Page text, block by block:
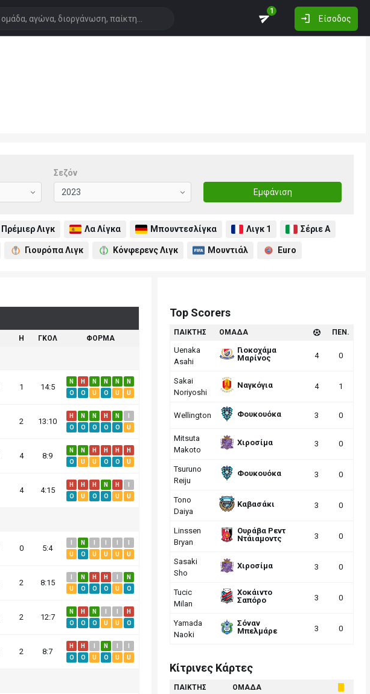
1
Είσοδος
Σεζόν
Εμφάνιση
Πρέμιερ Λιγκ Λα Λίγκα Μπουντεσλίγκα Λιγκ 1 Σέριε Α
Γιουρόπα Λιγκ Κόνφερενς Λιγκ Μουντιάλ Euro
H ΓΚΟΛ ΦΟΡΜΑ
1 14:5
N H N N N
N
O
O U O U U
2 13:10
H N N H N
O
O O O O U
4 8:9
N N H H H
H
O
U U O O U
4 4:15
H H H N H
O
U O O U U
0 5:4
N
U
O U U U U
2 8:15
N H H
N
U
O O O U O
2 12:7
N H N
H
O
O O U U O
2 8:7
H H N
O
O U O U U
Top Scorers
ΠΑΙΚΤΗΣ ΟΜΑΔΑ ΠΕΝ.
Uenaka
Asahi
Γιοκοχάμα
Μαρίνος
4 0
Sakai
Noriyoshi
Ναγκόγια 4 1
Wellington Φουκουόκα 3 0
Mitsuta
Makoto
Χιροσίμα 3 0
Tsuruno
Reiju
Φουκουόκα 3 0
Tono
Daiya
Καβασάκι 3 0
Linssen
Bryan
Ουράβα Ρεντ
Ντάιαμοντς
3 0
Sasaki
Sho
Χιροσίμα 3 0
Tucic
Milan
Χοκάιντο
Σαπόρο
3 0
Yamada
Naoki
Σόναν
Μπελμάρε
3 0
Κίτρινες Κάρτες
ΠΑΙΚΤΗΣ ΟΜΑΔΑ